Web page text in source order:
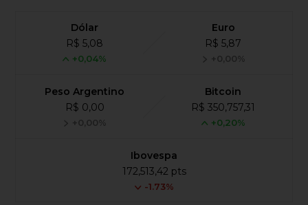
Dólar
R$ 5,08
+0,04%
Euro
R$ 5,87
+0,00%
Peso Argentino
R$ 0,00
+0,00%
Bitcoin
R$ 350,757,31
+0,20%
Ibovespa
172,513,42 pts
-1.73%